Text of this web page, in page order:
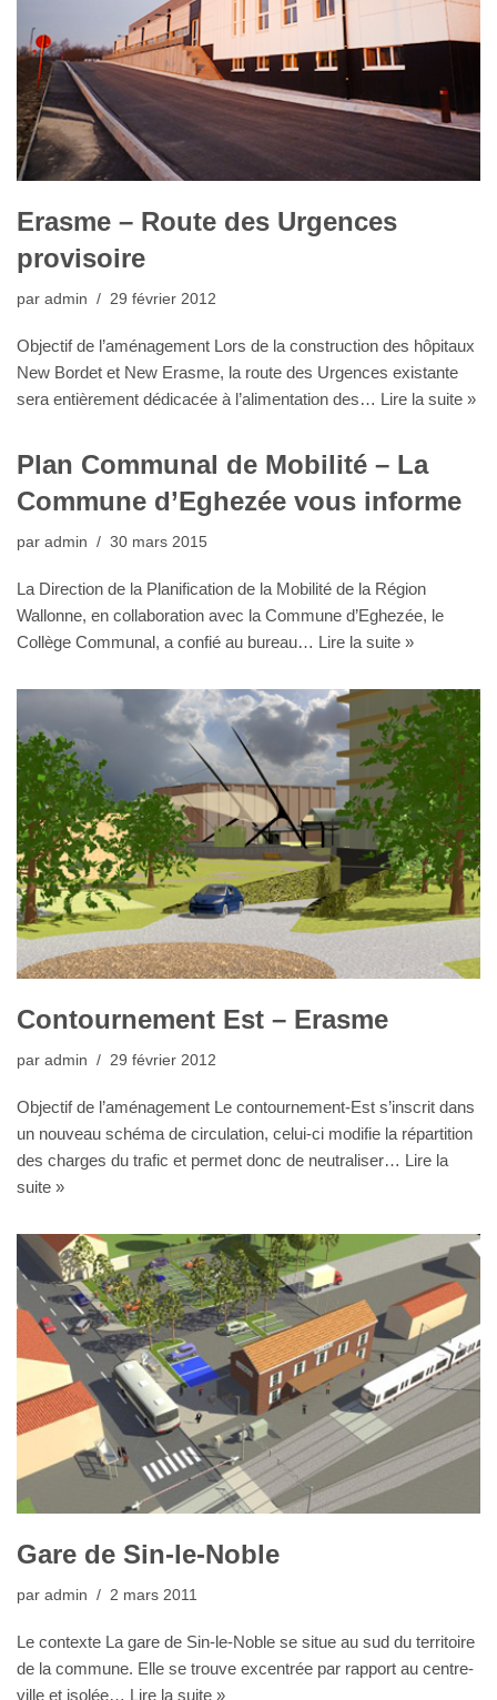
Erasme – Route des Urgences
provisoire
par admin 29 février 2012
Objectif de l’aménagement Lors de la construction des hôpitaux
New Bordet et New Erasme, la route des Urgences existante
sera entièrement dédicacée à l’alimentation des… Lire la suite »
Plan Communal de Mobilité – La
Commune d’Eghezée vous informe
par admin 30 mars 2015
La Direction de la Planification de la Mobilité de la Région
Wallonne, en collaboration avec la Commune d’Eghezée, le
Collège Communal, a confié au bureau… Lire la suite »
Contournement Est – Erasme
par admin 29 février 2012
Objectif de l’aménagement Le contournement-Est s’inscrit dans
un nouveau schéma de circulation, celui-ci modifie la répartition
des charges du trafic et permet donc de neutraliser… Lire la
suite »
Gare de Sin-le-Noble
par admin 2 mars 2011
Le contexte La gare de Sin-le-Noble se situe au sud du territoire
de la commune. Elle se trouve excentrée par rapport au centre-
ville et isolée… Lire la suite »